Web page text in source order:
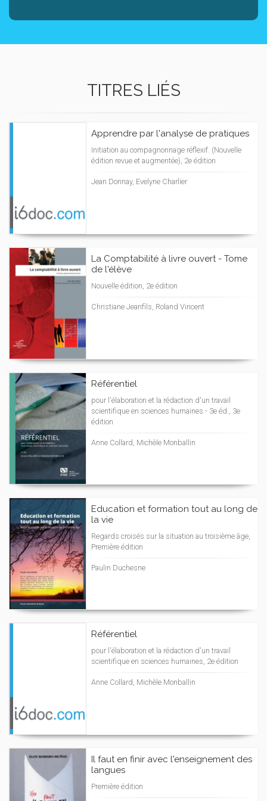
TITRES LIÉS
Apprendre par l'analyse de pratiques
Initiation au compagnonnage réflexif. (Nouvelle
édition revue et augmentée), 2e édition
Jean Donnay, Evelyne Charlier
La Comptabilité à livre ouvert - Tome
de l'élève
Nouvelle édition, 2e édition
Christiane Jeanfils, Roland Vincent
Référentiel
pour l'élaboration et la rédaction d'un travail
scientifique en sciences humaines - 3e éd., 3e
édition
Anne Collard, Michèle Monballin
Education et formation tout au long de
la vie
Regards croisés sur la situation au troisième âge,
Première édition
Paulin Duchesne
Référentiel
pour l'élaboration et la rédaction d'un travail
scientifique en sciences humaines, 2e édition
Anne Collard, Michèle Monballin
Il faut en finir avec l'enseignement des
langues
Première édition